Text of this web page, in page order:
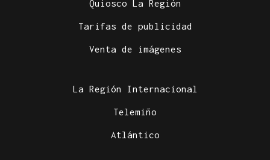
Quiosco La Región
Tarifas de publicidad
Venta de imágenes
La Región Internacional
Telemiño
Atlántico